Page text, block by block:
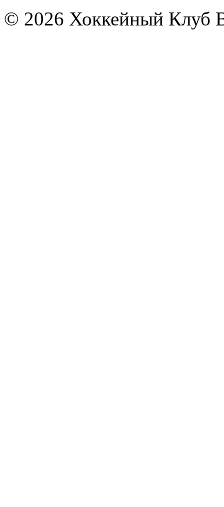
© 2026 Хоккейный Клуб